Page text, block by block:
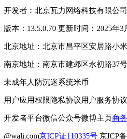
开发者：北京瓦力网络科技有限公
版本：13.5.0.70 更新时间：2025年3
北京地址：北京市昌平区安居路小
南京地址：南京市建邺区永初路37
未成年人防沉迷系统米币
用户应用权限隐私协议用户服务协议
开发者平台微信公众号微博主页商
@wali.com京ICP证110335号 京ICP